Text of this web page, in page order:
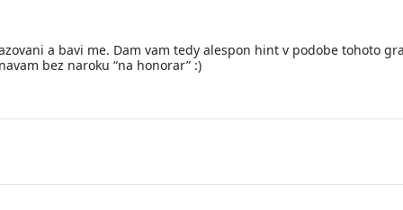
a bavi me. Dam vam tedy alespon hint v podobe tohoto
bez naroku “na honorar” :)